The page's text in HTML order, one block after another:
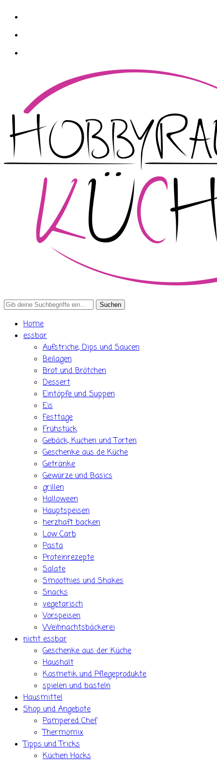
Search
Home
essbar
Aufstriche, Dips und Saucen
Beilagen
Brot und Brötchen
Dessert
Eintöpfe und Suppen
Eis
Festtage
Frühstück
Gebäck, Kuchen und Torten
Geschenke aus de Küche
Getränke
Gewürze und Basics
grillen
Halloween
Hauptspeisen
herzhaft backen
Low Carb
Pasta
Proteinrezepte
Salate
Smoothies und Shakes
Snacks
vegetarisch
Vorspeisen
Weihnachtsbäckerei
nicht essbar
Geschenke aus der Küche
Haushalt
Kosmetik und Pflegeprodukte
spielen und basteln
Hausmittel
Shop und Angebote
Pampered Chef
Thermomix
Tipps und Tricks
Küchen Hacks